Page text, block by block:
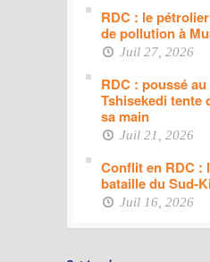
RDC : le
de pollution à
Juil 27, 2026
RDC : poussé
Tshisekedi tente
sa main
Juil 21, 2026
Conflit en RDC :
bataille du Sud-
Juil 16, 2026